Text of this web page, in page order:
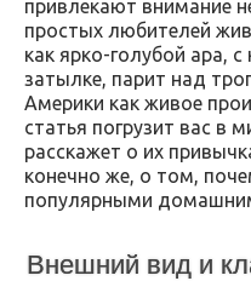
привлекают внимание
простых любителей
как ярко-голубой ара,
затылке, парит над
Америки как живое
статья погрузит вас в
расскажет о их
конечно же, о том,
популярными
Внешний вид и